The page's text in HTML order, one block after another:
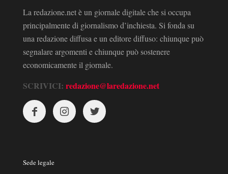
La redazione.net è un giornale digitale che si occupa
principalmente di giornalismo d’inchiesta. Si fonda su
una redazione diffusa e un editore diffuso: chiunque può
segnalare argomenti e chiunque può sostenere
economicamente il giornale.
SCRIVICI: redazione@laredazione.net
Sede legale